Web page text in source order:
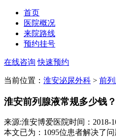
首页
医院概况
来院路线
预约挂号
在线咨询 快速预约
当前位置： 淮安泌尿外科 > 前
淮安前列腺液常规多少钱
来源:淮安博爱医院时间：2018-
本文已为 ：1095位患者解决了问